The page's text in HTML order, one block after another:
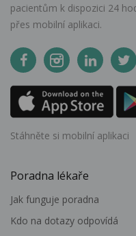
pacientům k dispozici 24
přes mobilní aplikaci.
Stáhněte si mobilní aplikaci
Poradna lékaře
Jak funguje poradna
Kdo na dotazy odpovídá